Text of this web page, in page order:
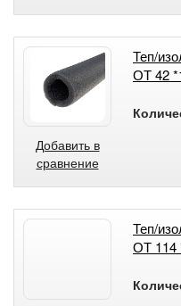
Добавить в
сравнение
Теп/
ОТ 42
Теп/
ОТ 114